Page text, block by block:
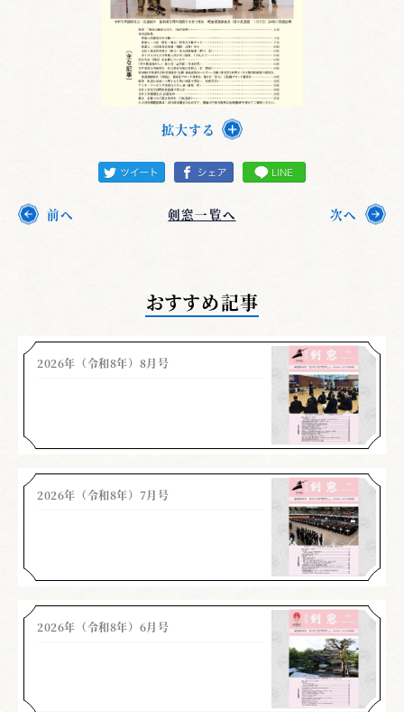
拡大する
前へ 剣窓一覧へ 次へ
おすすめ記事
2026年（令和8年）8月号
2026年（令和8年）7月号
2026年（令和8年）6月号